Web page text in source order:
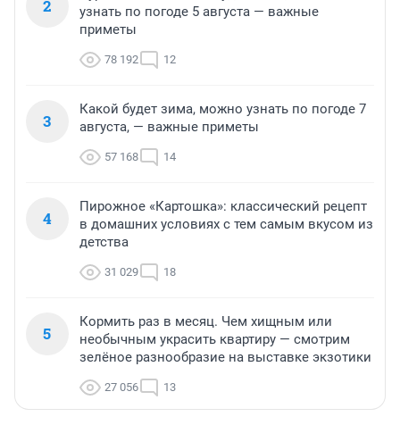
2
узнать по погоде 5 августа — важные
приметы
78 192 12
3
Какой будет зима, можно узнать по погоде 7
августа, — важные приметы
57 168 14
4
Пирожное «Картошка»: классический рецепт
в домашних условиях с тем самым вкусом из
детства
31 029 18
5
Кормить раз в месяц. Чем хищным или
необычным украсить квартиру — смотрим
зелёное разнообразие на выставке экзотики
27 056 13